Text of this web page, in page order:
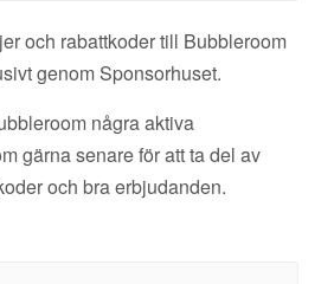
och rabattkoder till Bubbleroom
genom Sponsorhuset.
några aktiva
gärna senare för att ta del av
och bra erbjudanden.